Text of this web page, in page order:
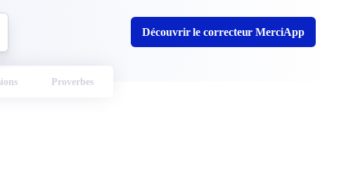
Découvrir le correcteur MerciApp
Proverbes